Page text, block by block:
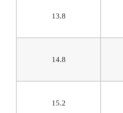
13.8
14.8
15.2